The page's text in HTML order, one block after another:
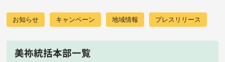
お知らせ キャンペーン 地域情報 プレスリリース
美祢統括本部一覧